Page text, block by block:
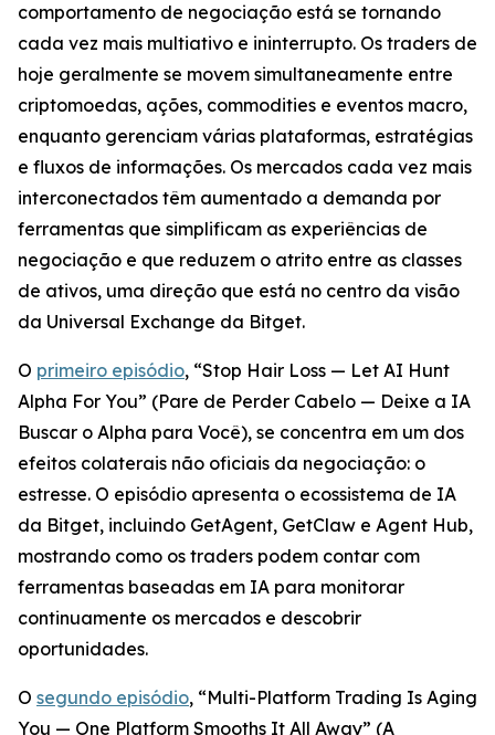
comportamento de negociação está se tornando
cada vez mais multiativo e ininterrupto. Os traders de
hoje geralmente se movem simultaneamente entre
criptomoedas, ações, commodities e eventos macro,
enquanto gerenciam várias plataformas, estratégias
e fluxos de informações. Os mercados cada vez mais
interconectados têm aumentado a demanda por
ferramentas que simplificam as experiências de
negociação e que reduzem o atrito entre as classes
de ativos, uma direção que está no centro da visão
da Universal Exchange da Bitget.
O primeiro episódio, “Stop Hair Loss — Let AI Hunt
Alpha For You” (Pare de Perder Cabelo — Deixe a IA
Buscar o Alpha para Você), se concentra em um dos
efeitos colaterais não oficiais da negociação: o
estresse. O episódio apresenta o ecossistema de IA
da Bitget, incluindo GetAgent, GetClaw e Agent Hub,
mostrando como os traders podem contar com
ferramentas baseadas em IA para monitorar
continuamente os mercados e descobrir
oportunidades.
O segundo episódio, “Multi-Platform Trading Is Aging
You — One Platform Smooths It All Away” (A